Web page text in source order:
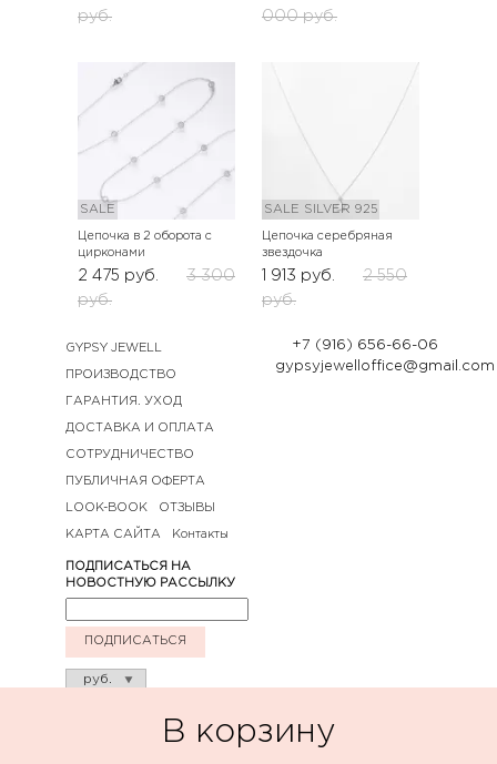
В корзину
руб.
000 руб.
SALE
Цепочка в 2 оборота с
цирконами
2 475 руб.
3 300
руб.
SALE SILVER 925
Цепочка серебряная
звездочка
1 913 руб.
2 550
руб.
GYPSY JEWELL
ПРОИЗВОДСТВО
ГАРАНТИЯ. УХОД
ДОСТАВКА И ОПЛАТА
СОТРУДНИЧЕСТВО
ПУБЛИЧНАЯ ОФЕРТА
LOOK-BOOK ОТЗЫВЫ
КАРТА САЙТА Контакты
+7 (916) 656-66-06
gypsyjewelloffice@gmail.com
ПОДПИСАТЬСЯ НА
НОВОСТНУЮ РАССЫЛКУ
ПОДПИСАТЬСЯ